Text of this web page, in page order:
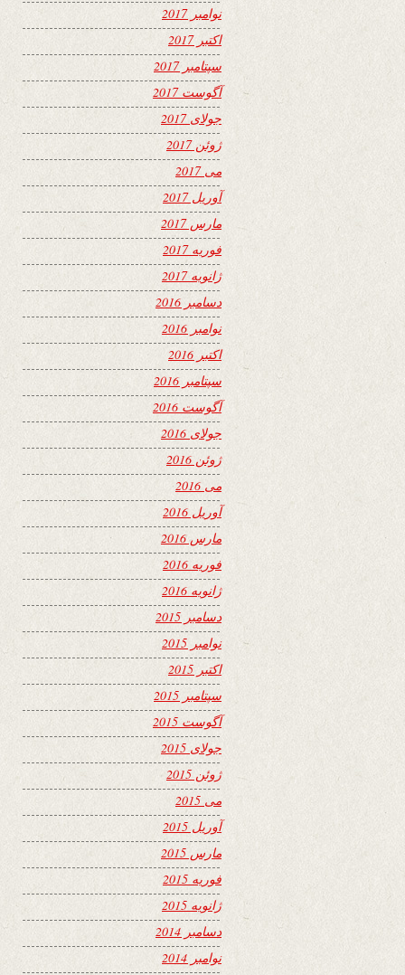
نوامبر 2017
اکتبر 2017
سپتامبر 2017
آگوست 2017
جولای 2017
ژوئن 2017
می 2017
آوریل 2017
مارس 2017
فوریه 2017
ژانویه 2017
دسامبر 2016
نوامبر 2016
اکتبر 2016
سپتامبر 2016
آگوست 2016
جولای 2016
ژوئن 2016
می 2016
آوریل 2016
مارس 2016
فوریه 2016
ژانویه 2016
دسامبر 2015
نوامبر 2015
اکتبر 2015
سپتامبر 2015
آگوست 2015
جولای 2015
ژوئن 2015
می 2015
آوریل 2015
مارس 2015
فوریه 2015
ژانویه 2015
دسامبر 2014
نوامبر 2014